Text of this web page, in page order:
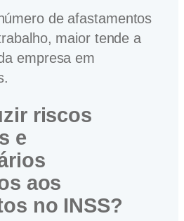
de afastamentos
maior tende a
empresa em
riscos
e
aos
no INSS?